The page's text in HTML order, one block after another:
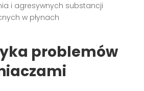
i agresywnych substancji
w płynach
problemów